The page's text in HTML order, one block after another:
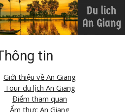
tin
Giới thiệu về An Giang
Tour du lịch An Giang
Điểm tham quan
Ẩm thực An Giang